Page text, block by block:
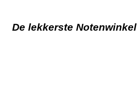
De lekkerste Notenwinkel